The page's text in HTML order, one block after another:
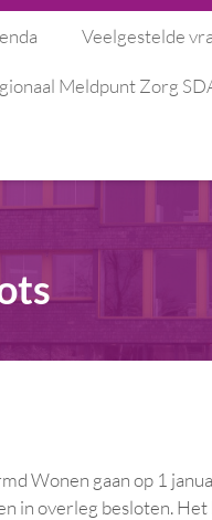
Veelgestelde
Meldpunt Zorg
Wonen gaan op 1
in overleg besloten.